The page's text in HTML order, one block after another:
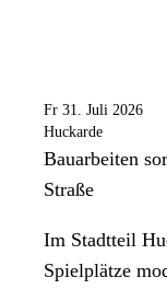
Fr 31. Juli 2026
Huckarde
Bauarbeiten
Straße
Im Stadtteil
Spielplätze